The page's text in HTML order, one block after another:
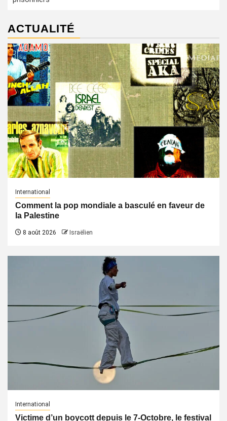
ACTUALITÉ
International
Comment la pop mondiale a basculé en faveur de
la Palestine
8 août 2026 Israëlien
International
Victime d’un boycott depuis le 7-Octobre, le festival